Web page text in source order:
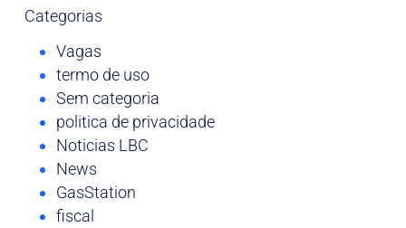
Categorias
Vagas
termo de uso
Sem categoria
politica de privacidade
Noticias LBC
News
GasStation
fiscal